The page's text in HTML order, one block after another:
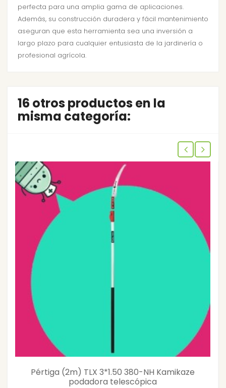
perfecta para una amplia gama de aplicaciones.
Además, su construcción duradera y fácil mantenimiento
aseguran que esta herramienta sea una inversión a
largo plazo para cualquier entusiasta de la jardinería o
profesional agrícola.
16 otros productos en la
misma categoría:
Pértiga (2m) TLX 3*1.50 380-NH Kamikaze
podadora telescópica